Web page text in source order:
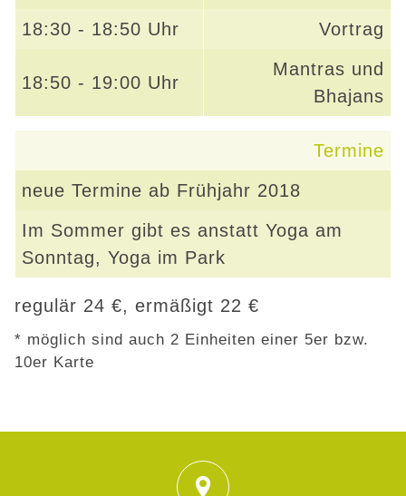
18:30 - 18:50 Uhr
Vortrag
18:50 - 19:00 Uhr
Mantras und
Bhajans
Termine
neue Termine ab Frühjahr 2018
Im Sommer gibt es anstatt Yoga am
Sonntag, Yoga im Park
regulär 24 €, ermäßigt 22 €
* möglich sind auch 2 Einheiten einer 5er bzw.
10er Karte